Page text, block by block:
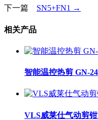
下一篇 SN5+FN1 →
相关产品
智能温控热剪 GN-
VLS威莱仕气动剪